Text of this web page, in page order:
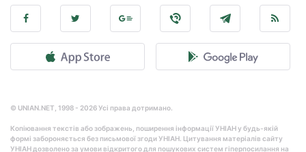
© UNIAN.NET, 1998 - 2026 Усі права дотримано.
Копіювання текстів або зображень, поширення інформації УНІАН у будь-якій
формі забороняється без письмової згоди УНІАН. Цитування матеріалів сайту
УНІАН дозволено за умови відкритого для пошукових систем гіперпосилання на